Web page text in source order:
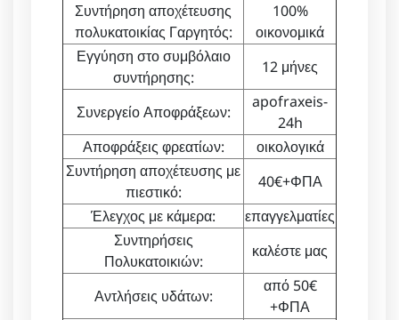
Συντήρηση αποχέτευσης
πολυκατοικίας Γαργητός:
100%
οικονομικά
Εγγύηση στο συμβόλαιο
συντήρησης:
12 μήνες
Συνεργείο Αποφράξεων:
apofraxeis-
24h
Αποφράξεις φρεατίων:
οικολογικά
Συντήρηση αποχέτευσης με
πιεστικό:
40€+ΦΠΑ
Έλεγχος με κάμερα:
επαγγελματίες
Συντηρήσεις
Πολυκατοικιών:
καλέστε μας
Αντλήσεις υδάτων:
από 50€
+ΦΠΑ